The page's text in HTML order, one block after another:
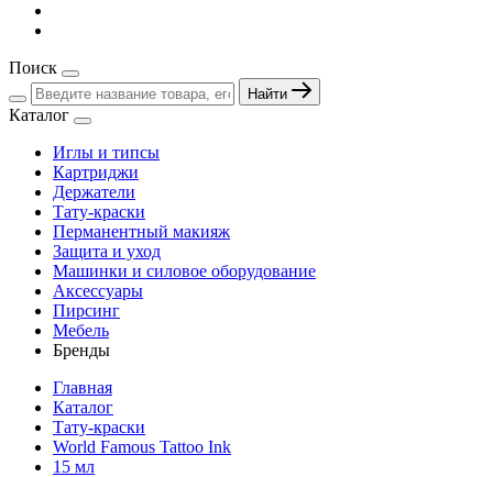
Поиск
Найти
Каталог
Иглы и типсы
Картриджи
Держатели
Тату-краски
Перманентный макияж
Защита и уход
Машинки и силовое оборудование
Аксессуары
Пирсинг
Мебель
Бренды
Главная
Каталог
Тату-краски
World Famous Tattoo Ink
15 мл